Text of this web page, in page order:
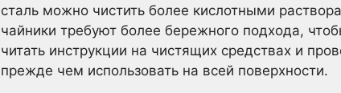
сталь можно чистить более кислотными
чайники требуют более бережного подхода,
читать инструкции на чистящих средствах и
прежде чем использовать на всей поверхности.